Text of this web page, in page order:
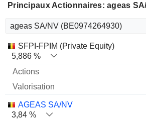
Principaux Actionnaires: ageas
Nom Actions % Valorisation
SFPI-FPIM (Private Equity)
5,886 %
AGEAS SA/NV
3,84 %